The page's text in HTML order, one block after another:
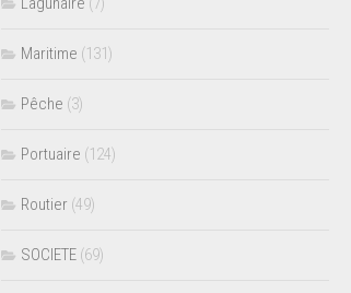
Maritime (131)
Pêche (3)
Portuaire (124)
Routier (49)
SOCIETE (69)